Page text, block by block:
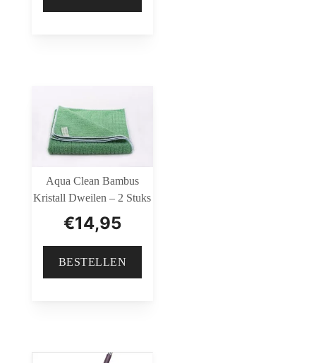
Aqua Clean Bambus
Kristall Dweilen – 2 Stuks
€14,95
BESTELLEN